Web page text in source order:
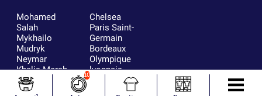
Mohamed
Salah
Mykhailo
Mudryk
Neymar
Khalis Merah
Loïs Openda
Moussa
Chelsea
Paris Saint-
Germain
Bordeaux
Olympique
lyonnais
FIFA
Real Madrid
10